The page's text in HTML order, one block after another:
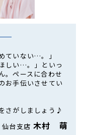
ていない…。」
しい…。」といっ
。ペースに合わせ
お手伝いさせてい
さがしましょう♪
仙台支店 木村 萌